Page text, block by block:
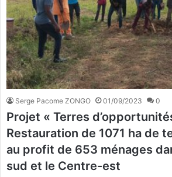
Serge Pacome ZONGO 01/09/2023 0
Projet « Terres
Restauration de 1071 ha de
au profit de 653 ménages
sud et le Centre-est